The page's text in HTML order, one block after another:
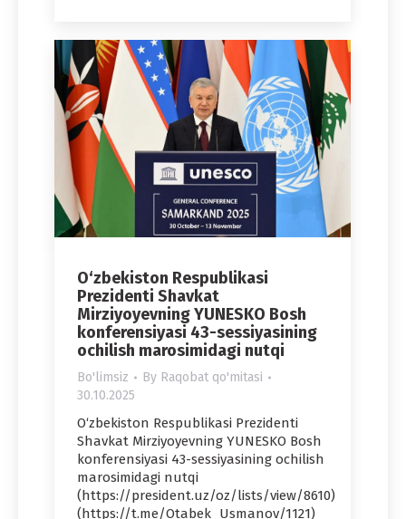
O‘zbekiston Respublikasi
Prezidenti Shavkat
Mirziyoyevning YUNESKO Bosh
konferensiyasi 43-sessiyasining
ochilish marosimidagi nutqi
Bo'limsiz By Raqobat qo'mitasi
30.10.2025
O‘zbekiston Respublikasi Prezidenti
Shavkat Mirziyoyevning YUNESKO Bosh
konferensiyasi 43-sessiyasining ochilish
marosimidagi nutqi
(https://president.uz/oz/lists/view/8610)
(https://t.me/Otabek_Usmanov/1121)